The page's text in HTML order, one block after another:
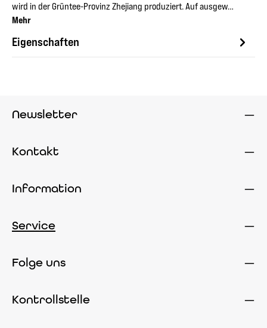
wird in der Grüntee-Provinz Zhejiang produziert. Auf ausgew…
Mehr
Eigenschaften
Newsletter
Kontakt
Information
Service
Folge uns
Kontrollstelle